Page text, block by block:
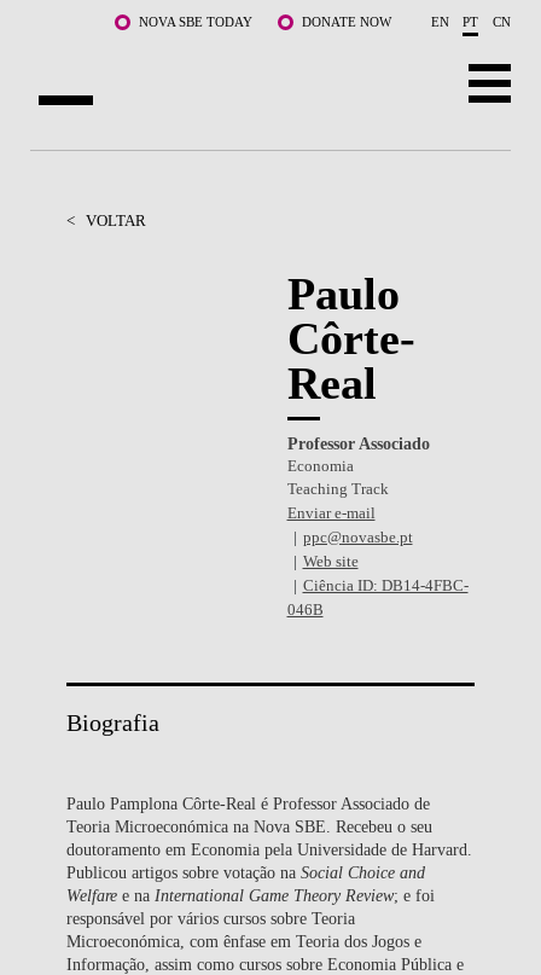
Saltar para o conteúdo principalNOVA SBE TODAY DONATE NOW EN PT CN
CURSOS
< VOLTAR
Paulo
Côrte-
Real
Professor Associado
Economia
Teaching Track
Enviar e-mail
ppc@novasbe.pt
Web site
Ciência ID: DB14-4FBC-
046B
Biografia
Paulo Pamplona Côrte-Real é Professor Associado de
Teoria Microeconómica na Nova SBE. Recebeu o seu
doutoramento em Economia pela Universidade de Harvard.
Publicou artigos sobre votação na Social Choice and
Welfaree na International Game Theory Review; e foi
responsável por vários cursos sobre Teoria
Microeconómica, com ênfase em Teoria dos Jogos e
Informação, assim como cursos sobre Economia Pública e